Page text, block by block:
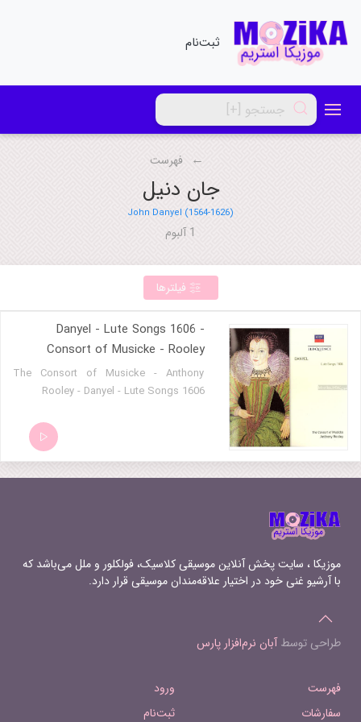
ثبت‌نام
فهرست
جان دنیل
John Danyel (1564-1626)
فیلترها
Danyel - Lute Songs 1606 -
Consort of Musicke - Rooley
The Consort of Musicke - Anthony
Rooley - Danyel - Lute Songs 1606
موزیکا ، سایت پخش آنلاین موسیقی کلاسیک، فولکلور و ملل می‌باشد که
با آرشیو غنی خود در اختیار علاقه‌مندان موسیقی قرار دارد.
طراحی توسطآبان نرم‌افزار پارس
فهرست
سفارشات
ورود
ثبت‌نام